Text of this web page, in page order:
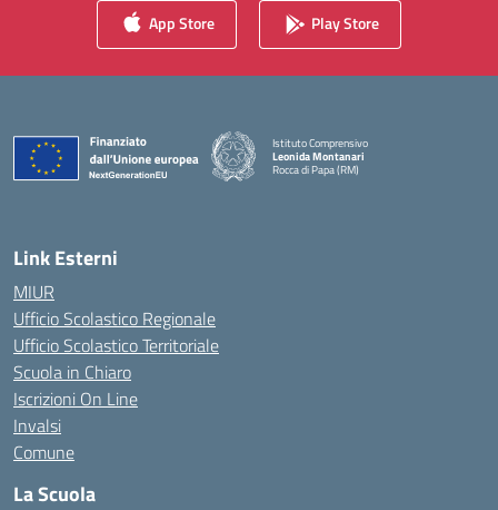
App Store Play Store
Istituto Comprensivo
Leonida Montanari
Rocca di Papa (RM)
— Visita la pagina iniziale della scuola
Link Esterni
MIUR
Ufficio Scolastico Regionale
Ufficio Scolastico Territoriale
Scuola in Chiaro
Iscrizioni On Line
Invalsi
Comune
La Scuola